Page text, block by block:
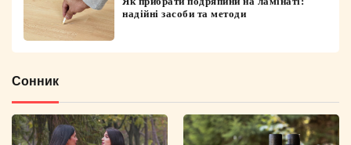
надійні засоби та методи
Сонник